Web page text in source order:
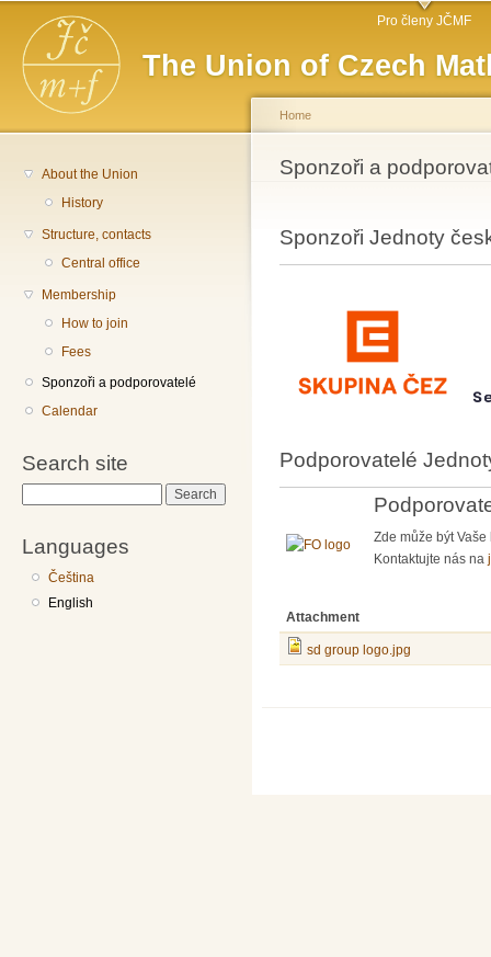
The Union of Czech
Main menu Pro členy JČMF
About the Union
History
Structure, contacts
Central office
Membership
How to join
Fees
Sponzoři a podporovatelé
Calendar
Search site
Languages
Čeština
English
You are here
Home
Sponzoři a
Sponzoři Jednoty
Podporovatelé
Zde může být Vaše
Kontaktujte nás na
Attachment
sd group logo.jpg